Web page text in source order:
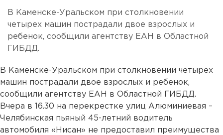
В Каменске-Уральском при столкновении
четырех машин пострадали двое взрослых и
ребенок, сообщили агентству ЕАН в Областной
ГИБДД.
В Каменске-Уральском при столкновении четырех
машин пострадали двое взрослых и ребенок,
сообщили агентству ЕАН в Областной ГИБДД.
Вчера в 16.30 на перекрестке улиц Алюминиевая –
Челябинская пьяный 45-летний водитель
автомобиля «Нисан» не предоставил преимущества